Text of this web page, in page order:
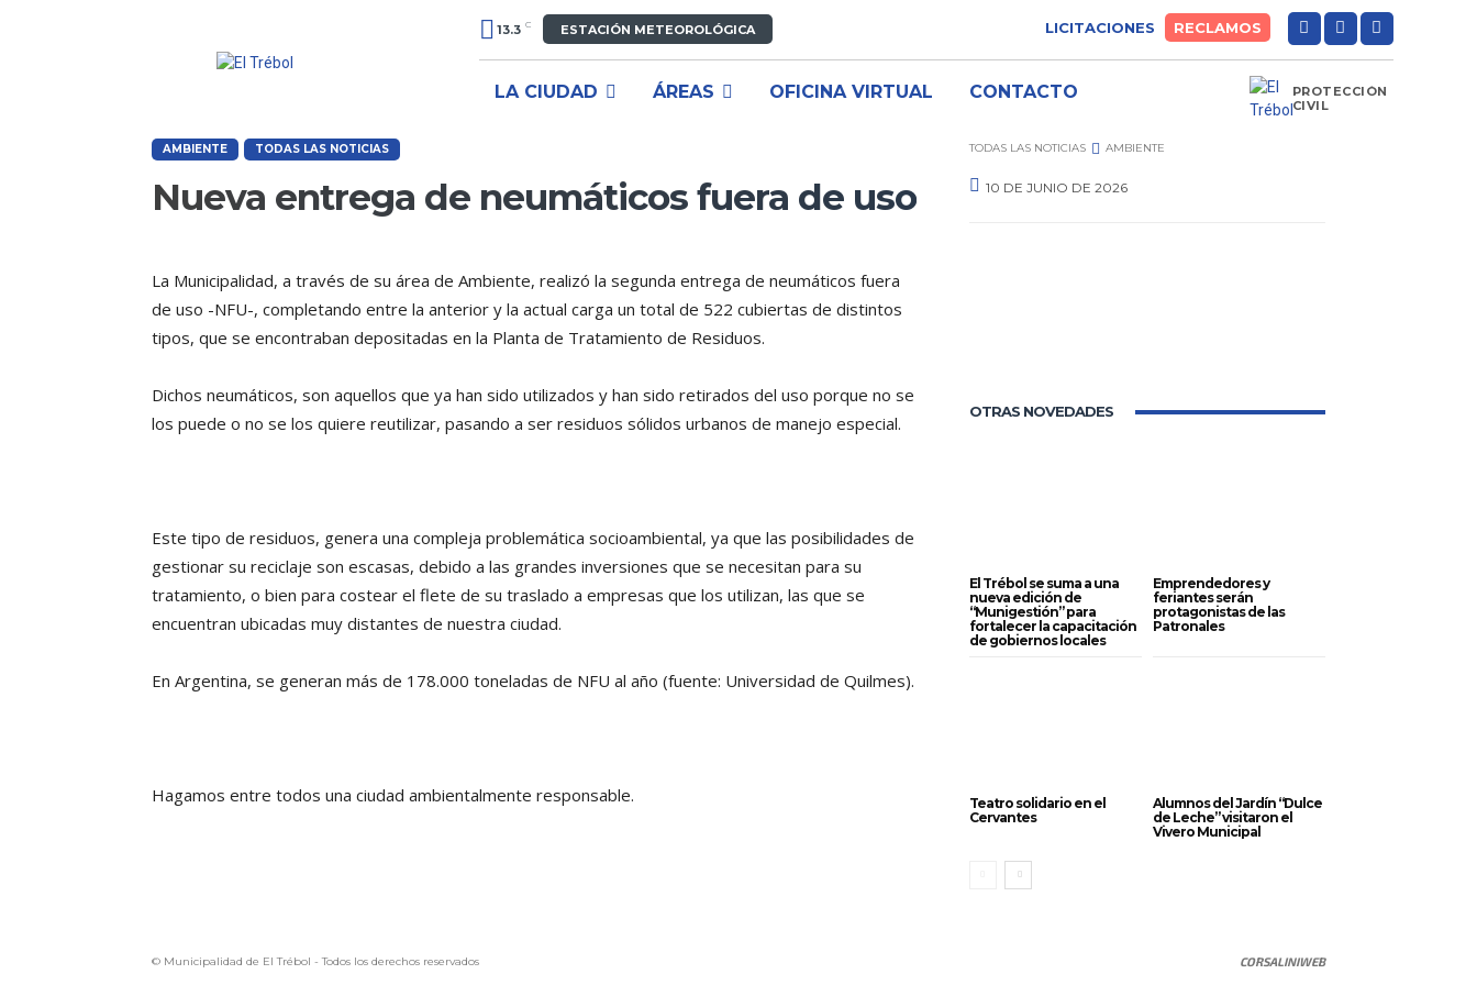
13.3 C ESTACIÓN METEOROLÓGICA LICITACIONES RECLAMOS
LA CIUDAD ÁREAS OFICINA VIRTUAL CONTACTO
PROTECCIÓN
CIVIL
AMBIENTE TODAS LAS NOTICIAS
Nueva entrega de neumáticos fuera de uso
La Municipalidad, a través de su área de Ambiente, realizó la segunda entrega de neumáticos fuera
de uso -NFU-, completando entre la anterior y la actual carga un total de 522 cubiertas de distintos
tipos, que se encontraban depositadas en la Planta de Tratamiento de Residuos.
Dichos neumáticos, son aquellos que ya han sido utilizados y han sido retirados del uso porque no se
los puede o no se los quiere reutilizar, pasando a ser residuos sólidos urbanos de manejo especial.
Este tipo de residuos, genera una compleja problemática socioambiental, ya que las posibilidades de
gestionar su reciclaje son escasas, debido a las grandes inversiones que se necesitan para su
tratamiento, o bien para costear el flete de su traslado a empresas que los utilizan, las que se
encuentran ubicadas muy distantes de nuestra ciudad.
En Argentina, se generan más de 178.000 toneladas de NFU al año (fuente: Universidad de Quilmes).
Hagamos entre todos una ciudad ambientalmente responsable.
TODAS LAS NOTICIAS AMBIENTE
10 DE JUNIO DE 2026
OTRAS NOVEDADES
El Trébol se suma a una
nueva edición de
“Munigestión” para
fortalecer la capacitación
de gobiernos locales
Emprendedores y
feriantes serán
protagonistas de las
Patronales
Teatro solidario en el
Cervantes
Alumnos del Jardín “Dulce
de Leche” visitaron el
Vivero Municipal
CORSALINIWEB
© Municipalidad de El Trébol - Todos los derechos reservados